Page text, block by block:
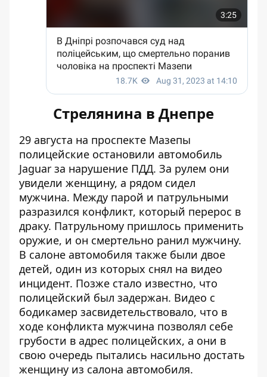
Стрелянина в Днепре
29 августа на проспекте Мазепы
полицейские остановили автомобиль
Jaguar за нарушение ПДД. За рулем они
увидели женщину, а рядом сидел
мужчина. Между парой и патрульными
разразился конфликт, который перерос в
драку. Патрульному пришлось применить
оружие, и он смертельно ранил мужчину.
В салоне автомобиля также были двое
детей, один из которых снял на видео
инцидент. Позже стало известно, что
полицейский был задержан. Видео с
бодикамер засвидетельствовало, что в
ходе конфликта мужчина позволял себе
грубости в адрес полицейских, а они в
свою очередь пытались насильно достать
женщину из салона автомобиля.